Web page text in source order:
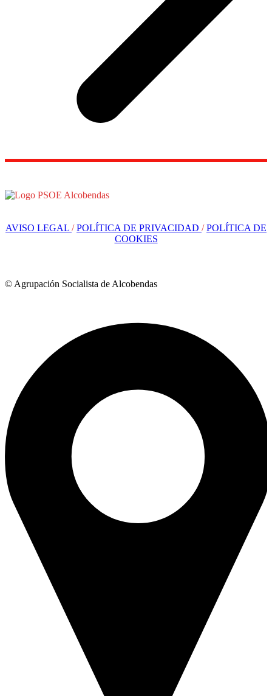
AVISO LEGAL /POLÍTICA DE PRIVACIDAD /POLÍTICA DE
COOKIES
© Agrupación Socialista de Alcobendas